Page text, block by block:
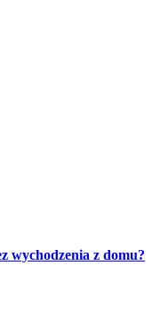
wychodzenia z domu?